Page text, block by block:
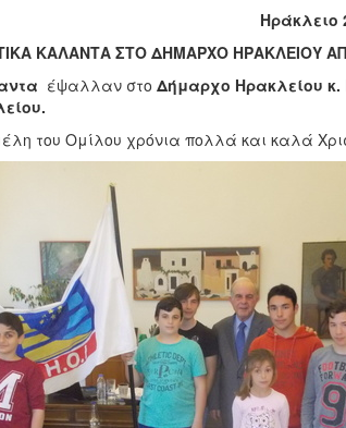
24-12-
ΚΑΛΑΝΤΑ ΣΤΟ ΔΗΜΑΡΧΟ ΗΡΑΚΛΕΙΟΥ
έψαλλαν στο Δήμαρχο Ηρακλείου
του Ομίλου χρόνια πολλά και καλά